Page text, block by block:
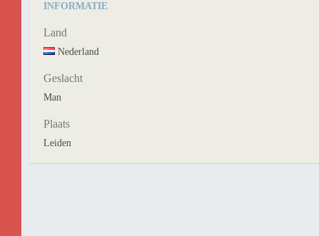
INFORMATIE
Land
Nederland
Geslacht
Man
Plaats
Leiden